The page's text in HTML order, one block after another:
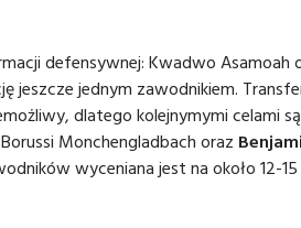
defensywnej: Kwadwo Asamoah
jeszcze jednym zawodnikiem.
dlatego kolejnymymi celami
Monchengladbach oraz
wyceniana jest na około 12-